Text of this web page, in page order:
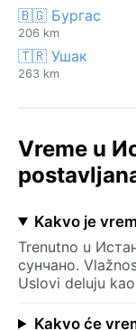
🇧🇬 Бургас
206 km
🇹🇷 Ушак
263 km
Vreme u
Kakvo je
Trenutno u
сунчано.
Uslovi deluju
Kakvo će